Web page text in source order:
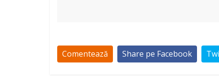
Comentează Share pe Facebook